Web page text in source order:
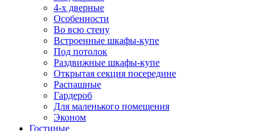
4-х дверные
Особенности
Во всю стену
Встроенные шкафы-купе
Под потолок
Раздвижные шкафы-купе
Открытая секция посередине
Распашные
Гардероб
Для маленького помещения
Эконом
Гостиные